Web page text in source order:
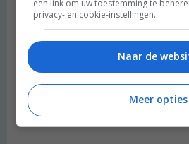
een link om uw toestemming te
privacy- en cookie-instellingen.
Naar de
Meer opties